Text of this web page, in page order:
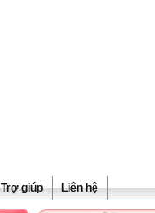
Trợ giúp Liên hệ